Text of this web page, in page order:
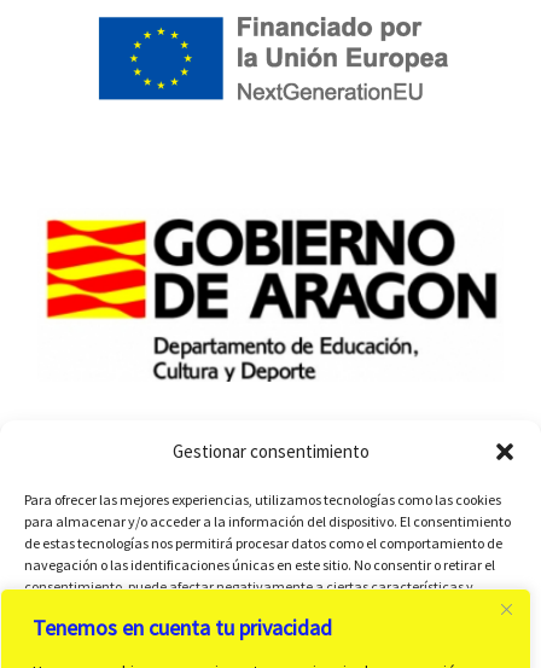
Tenemos en cuenta tu privacidad
Gestionar consentimiento
Para ofrecer las mejores experiencias, utilizamos tecnologías como las cookies
para almacenar y/o acceder a la información del dispositivo. El consentimiento
de estas tecnologías nos permitirá procesar datos como el comportamiento de
navegación o las identificaciones únicas en este sitio. No consentir o retirar el
consentimiento, puede afectar negativamente a ciertas características y